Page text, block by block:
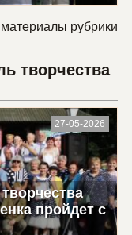
рубрики
творчества
27-05-2026
пройдет с